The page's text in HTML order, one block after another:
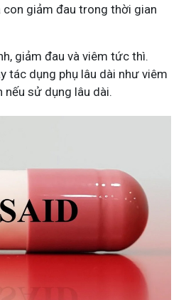
con giảm đau trong thời gian
giảm đau và viêm tức thì.
tác dụng phụ lâu dài như viêm
nếu sử dụng lâu dài.